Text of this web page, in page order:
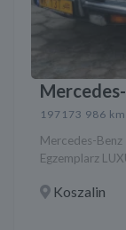
197173 986 km
Mercedes-
Egzemplarz
Koszalin